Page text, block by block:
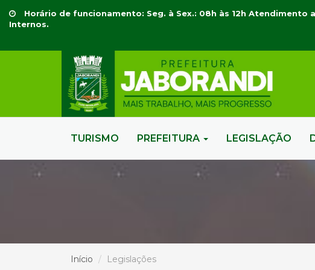
Horário de funcionamento: Seg. à Sex.: 08h às 12h Atendimento
Internos.
TURISMO PREFEITURA LEGISLAÇÃO
Início Legislações